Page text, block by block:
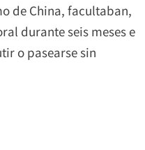
de China, facultaban,
durante seis meses e
o pasearse sin